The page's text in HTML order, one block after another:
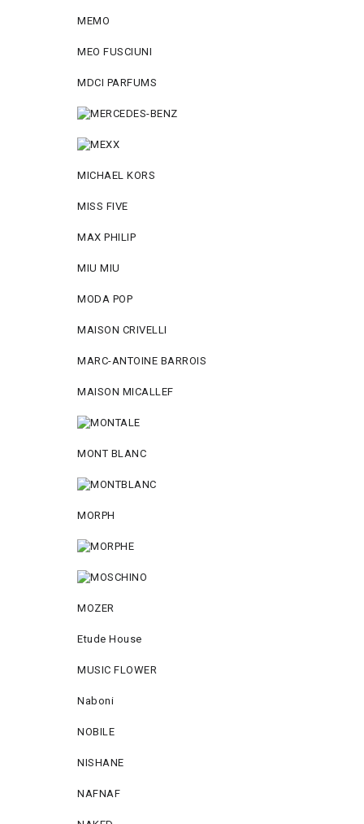
MEMO
MEO FUSCIUNI
MDCI PARFUMS
MICHAEL KORS
MISS FIVE
MAX PHILIP
MIU MIU
MODA POP
MAISON CRIVELLI
MARC-ANTOINE BARROIS
MAISON MICALLEF
MONT BLANC
MORPH
MOZER
Etude House
MUSIC FLOWER
Naboni
NOBILE
NISHANE
NAFNAF